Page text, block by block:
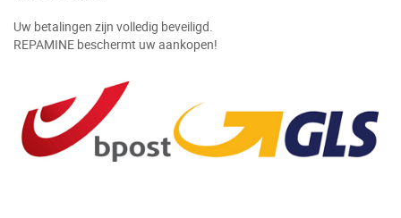
Uw betalingen zijn volledig beveiligd.
REPAMINE beschermt uw aankopen!